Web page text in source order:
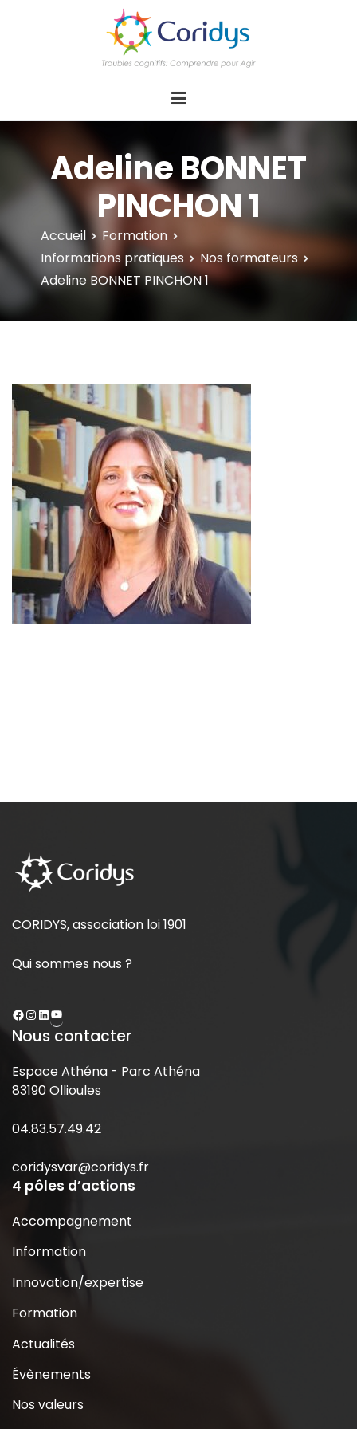
d'actions Information Accompagnement
Innovation/E­xpertise Formations autour des
troubles cognitifs dys ou acquis
Adeline BONNET
PINCHON 1
Accueil
Formation
Informations pratiques
Nos formateurs
Adeline BONNET PINCHON 1
CORIDYS, association loi 1901
Qui sommes nous ?
Nous contacter
Espace Athéna - Parc Athéna
83190 Ollioules
04.83.57.49.42
coridysvar@coridys.fr
4 pôles d’actions
Accompagnement
Information
Innovation/expertise
Formation
Actualités
Évènements
Nos valeurs